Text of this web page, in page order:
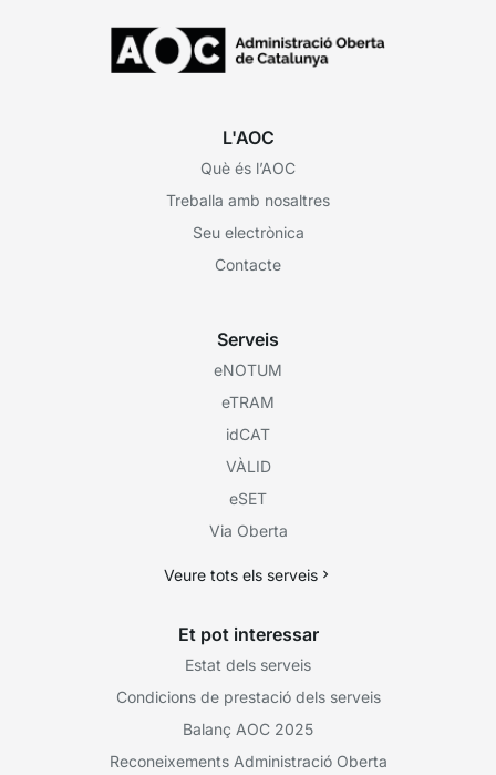
L'AOC
Què és l’AOC
Treballa amb nosaltres
Seu electrònica
Contacte
Serveis
eNOTUM
eTRAM
idCAT
VÀLID
eSET
Via Oberta
Veure tots els serveis
Et pot interessar
Estat dels serveis
Condicions de prestació dels serveis
Balanç AOC 2025
Reconeixements Administració Oberta